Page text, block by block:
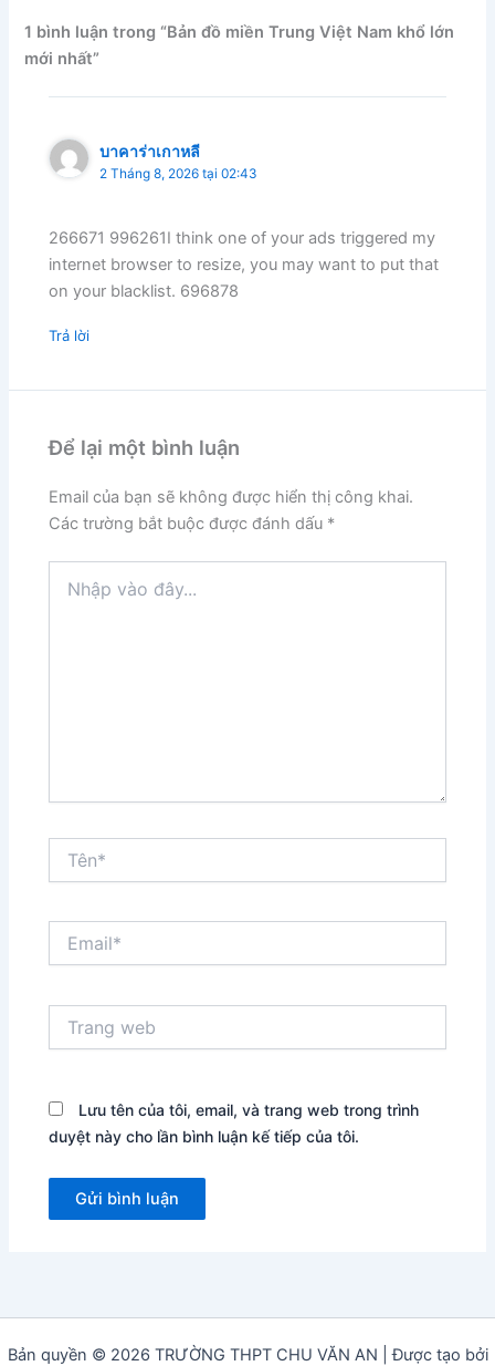
1 bình luận trong “Bản đồ miền Trung Việt Nam khổ lớn
mới nhất”
บาคาร่าเกาหลี
2 Tháng 8, 2026 tại 02:43
266671 996261I think one of your ads triggered my
internet browser to resize, you may want to put that
on your blacklist. 696878
Trả lời
Để lại một bình luận
Email của bạn sẽ không được hiển thị công khai.
Các trường bắt buộc được đánh dấu *
vào
web
Lưu tên của tôi, email, và trang web trong trình
duyệt này cho lần bình luận kế tiếp của tôi.
Bản quyền © 2026 TRƯỜNG THPT CHU VĂN AN | Được tạo bởi